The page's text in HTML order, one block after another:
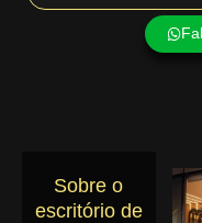
Sobre o
escritório de